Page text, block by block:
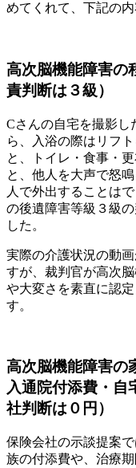
めてくれて、下記の
高次脳機能障害の
責判断は３級）
Cさんの自宅を撮影し
ら、入浴の際はリフ
と、トイレ・食事・
と、他人を大声で怒
人で外出することは
の後遺障害等級３級
した。
実際の介護状況の動
すが、裁判官が高次
や大変さを素直に認
す。
高次脳機能障害の
入通院付添費・自
社判断は０円）
保険会社の示談提案
族の付添費や、治療